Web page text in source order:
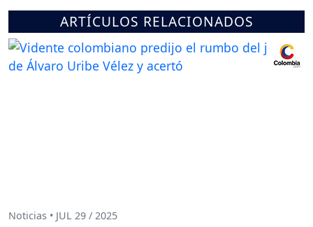
ARTÍCULOS RELACIONADOS
Noticias • JUL 29 / 2025